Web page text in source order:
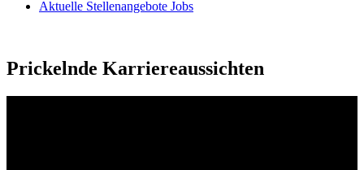
Aktuelle Stellenangebote Jobs
Prickelnde Karriereaussichten